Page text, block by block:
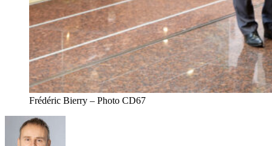
Frédéric Bierry – Photo CD67